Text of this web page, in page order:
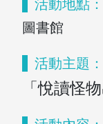
活動地點：
圖書館
活動主題：
「悅讀怪